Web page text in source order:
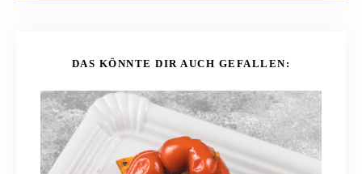
DAS KÖNNTE DIR AUCH GEFALLEN: